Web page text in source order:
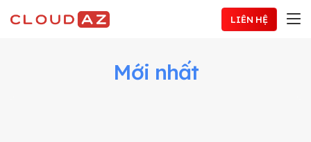
đến
LIÊN HỆ
Mới nhất